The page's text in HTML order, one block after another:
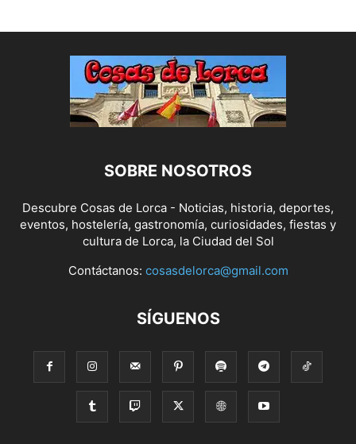
SOBRE NOSOTROS
Descubre Cosas de Lorca - Noticias, historia, deportes,
eventos, hostelería, gastronomía, curiosidades, fiestas y
cultura de Lorca, la Ciudad del Sol
Contáctanos: cosasdelorca@gmail.com
SÍGUENOS